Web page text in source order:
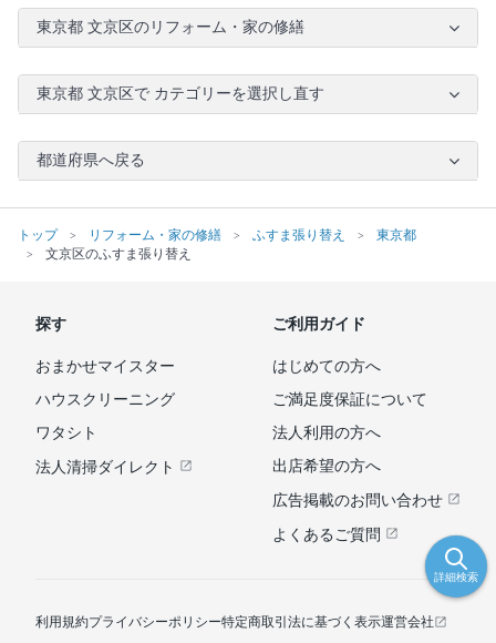
東京都 文京区のリフォーム・家の修繕
東京都 文京区で カテゴリーを選択し直す
都道府県へ戻る
トップ リフォーム・家の修繕 ふすま張り替え
東京都
文京区のふすま張り替え
詳細検索
探す
おまかせマイスター
ハウスクリーニング
ワタシト
法人清掃ダイレクト
ご利用ガイド
はじめての方へ
ご満足度保証について
法人利用の方へ
出店希望の方へ
広告掲載のお問い合わせ
よくあるご質問
利用規約プライバシーポリシー特定商取引法に基づく表示運営会社